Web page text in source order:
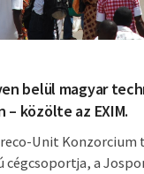
belül magyar
közölte az EXIM.
Unit Konzorcium
a